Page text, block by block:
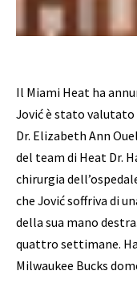
Il Miami Heat ha
Jović è stato
Dr. Elizabeth Ann
del team di Heat Dr.
chirurgia
che Jović soffriva di
della sua mano
quattro settimane.
Milwaukee Bucks